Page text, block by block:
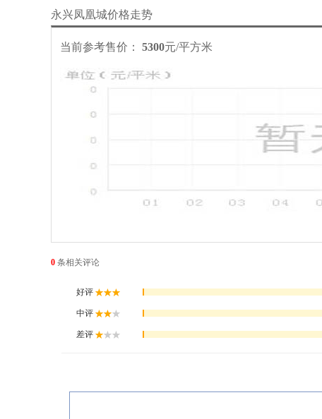
永兴凤凰城价格走势
当前参考售价： 5300元/平方米
0 条相关评论